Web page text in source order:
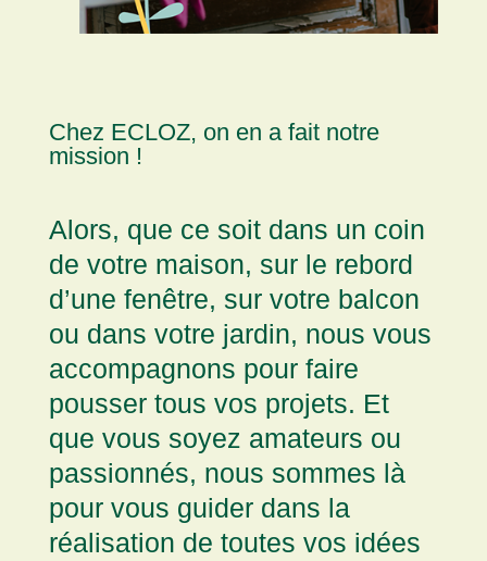
Chez ECLOZ, on en a fait notre
mission !
Alors, que ce soit dans un coin
de votre maison, sur le rebord
d’une fenêtre, sur votre balcon
ou dans votre jardin, nous vous
accompagnons pour faire
pousser tous vos projets. Et
que vous soyez amateurs ou
passionnés, nous sommes là
pour vous guider dans la
réalisation de toutes vos idées